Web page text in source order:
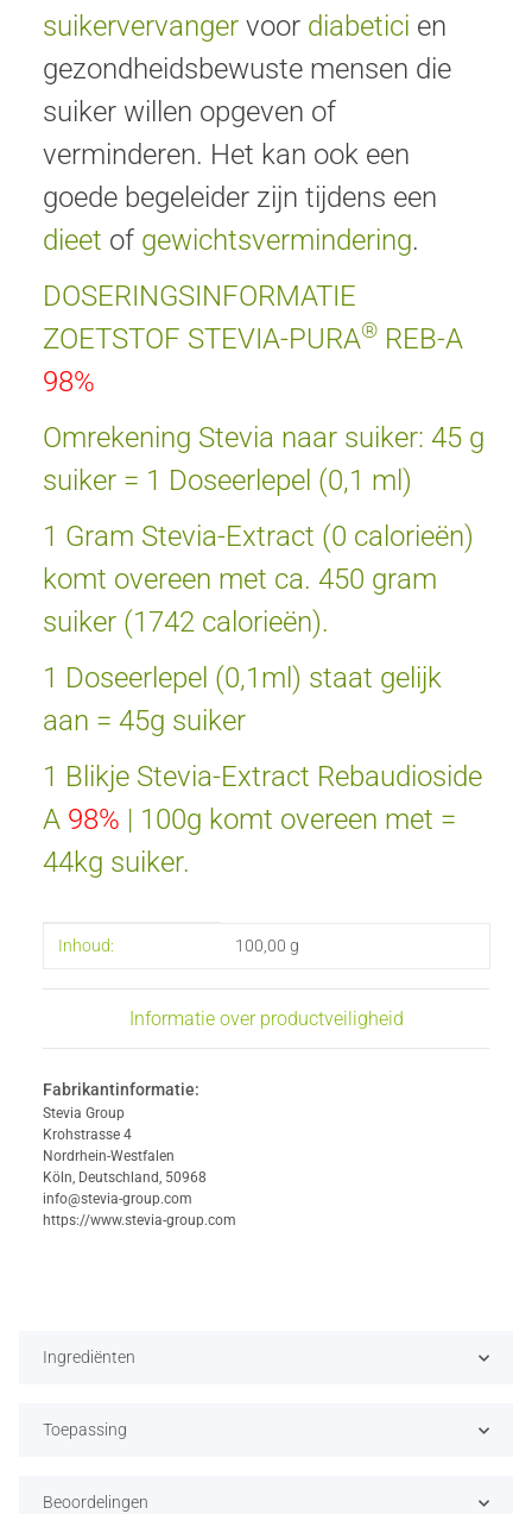
suikervervanger voor diabetici en
gezondheidsbewuste mensen die
suiker willen opgeven of
verminderen. Het kan ook een
goede begeleider zijn tijdens een
dieet of gewichtsvermindering.
DOSERINGSINFORMATIE
ZOETSTOF STEVIA-PURA® REB-A
98%
Omrekening Stevia naar suiker: 45 g
suiker = 1 Doseerlepel (0,1 ml)
1 Gram Stevia-Extract (0 calorieën)
komt overeen met ca. 450 gram
suiker (1742 calorieën).
1 Doseerlepel (0,1ml) staat gelijk
aan = 45g suiker
1 Blikje Stevia-Extract Rebaudioside
A 98% | 100g komt overeen met =
44kg suiker.
#productDetails.itemInformation#
#productDetails.itemValue#
Inhoud: 100,00 g
Informatie over productveiligheid
Fabrikantinformatie:
Stevia Group
Krohstrasse 4
Nordrhein-Westfalen
Köln, Deutschland, 50968
info@stevia-group.com
https://www.stevia-group.com
Ingrediënten
Toepassing
Beoordelingen